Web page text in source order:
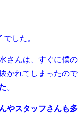
した。
さんは、すぐに僕の
かれてしまったので
。
やスタッフさんも多